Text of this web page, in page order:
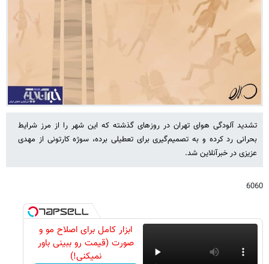
تشدید آلودگی هوای تهران در روزهای گذشته که این شهر را از مرز شرایط
بحرانی رد کرده و به تصمیم‌گیری برای تعطیلی برده، سوژه کارتونی از مهدی
عزیزی در خبرآنلاین شد.
6060
ابزار کامل برای اصلاح مو و
صورت (قیمت رو ببینی باور
نمیکنی!)